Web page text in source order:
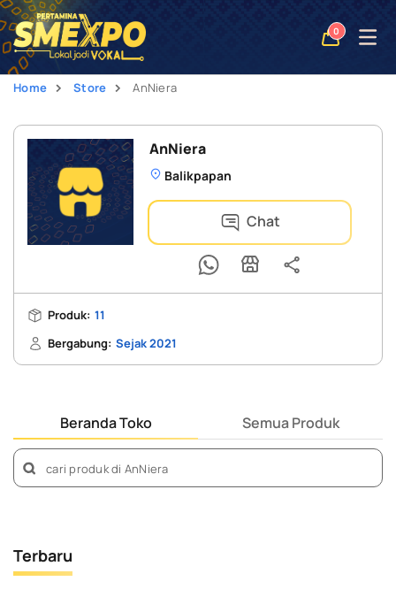
0
Open
Home Store AnNiera
AnNiera
Balikpapan
Chat
Produk: 11
Bergabung: Sejak 2021
Beranda Toko Semua Produk
Terbaru